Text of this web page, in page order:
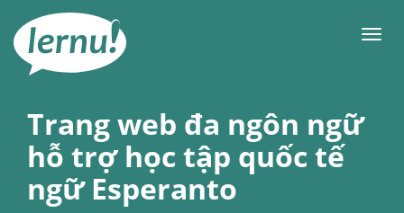
đến
phần
dung
Trang web đa ngôn ngữ
hỗ trợ học tập quốc tế
ngữ Esperanto